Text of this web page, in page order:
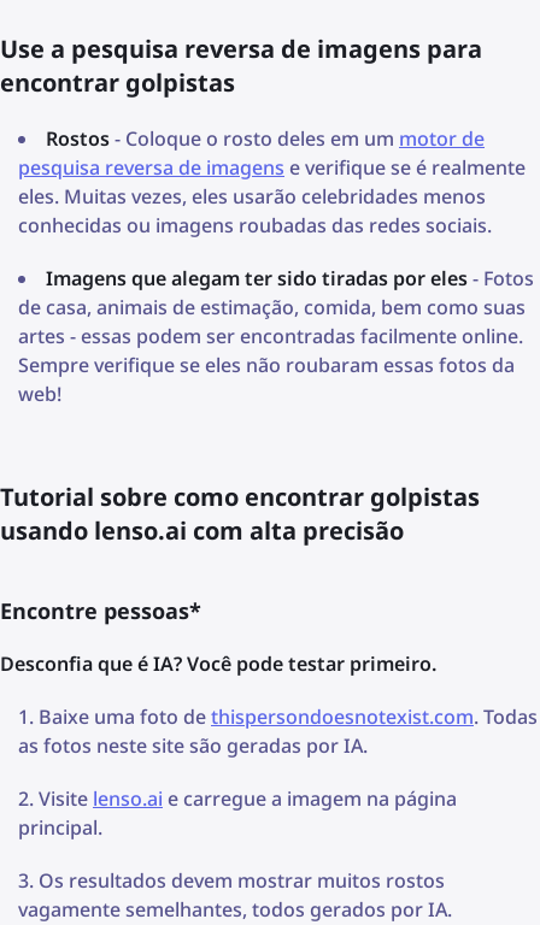
Use a pesquisa reversa de imagens para
encontrar golpistas
Rostos- Coloque o rosto deles em um motor de
pesquisa reversa de imagens e verifique se é realmente
eles. Muitas vezes, eles usarão celebridades menos
conhecidas ou imagens roubadas das redes sociais.
Imagens que alegam ter sido tiradas por eles- Fotos
de casa, animais de estimação, comida, bem como suas
artes - essas podem ser encontradas facilmente online.
Sempre verifique se eles não roubaram essas fotos da
web!
Tutorial sobre como encontrar golpistas
usando lenso.ai com alta precisão
Encontre pessoas*
Desconfia que é IA? Você pode testar primeiro.
Baixe uma foto dethispersondoesnotexist.com. Todas
as fotos neste site são geradas por IA.
Visite lenso.ai e carregue a imagem na página
principal.
Os resultados devem mostrar muitos rostos
vagamente semelhantes, todos gerados por IA.